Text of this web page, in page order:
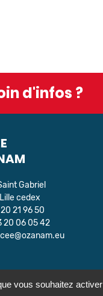
d'infos ?
Gabriel
cedex
21 96 50
20 06 05 42
vous souhaitez activer